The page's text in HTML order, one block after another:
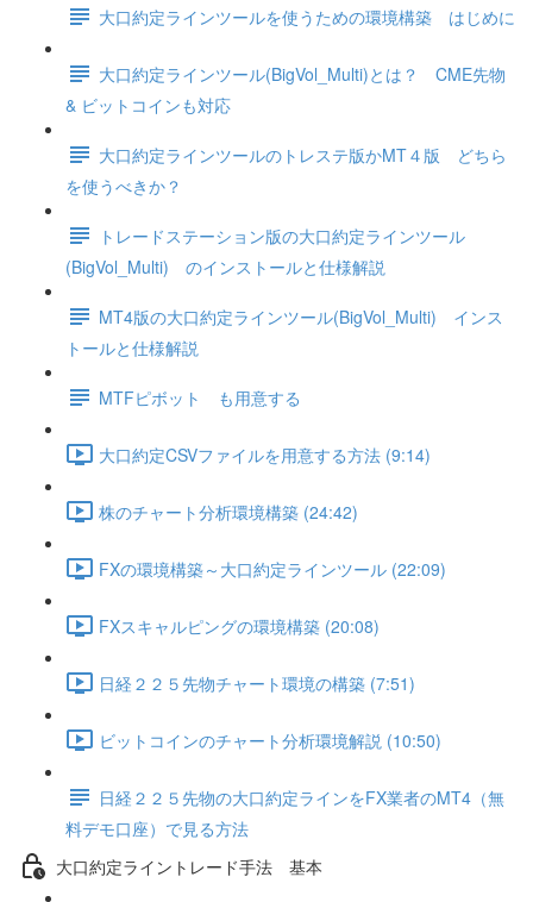
大口約定ラインツールを使うための環境構築 はじめに
大口約定ラインツール(BigVol_Multi)とは？ CME先物
& ビットコインも対応
大口約定ラインツールのトレステ版かMT４版 どちら
を使うべきか？
トレードステーション版の大口約定ラインツール
(BigVol_Multi) のインストールと仕様解説
MT4版の大口約定ラインツール(BigVol_Multi) インス
トールと仕様解説
MTFピボット も用意する
大口約定CSVファイルを用意する方法 (9:14)
株のチャート分析環境構築 (24:42)
FXの環境構築～大口約定ラインツール (22:09)
FXスキャルピングの環境構築 (20:08)
日経２２５先物チャート環境の構築 (7:51)
ビットコインのチャート分析環境解説 (10:50)
日経２２５先物の大口約定ラインをFX業者のMT4（無
料デモ口座）で見る方法
大口約定ライントレード手法 基本